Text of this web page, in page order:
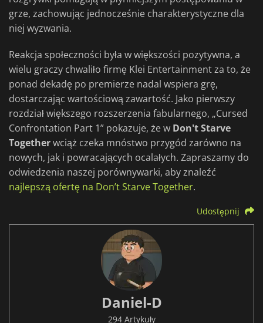
grze, zachowując jednocześnie charakterystyczne dla
niej wyzwania.
Reakcja społeczności była w większości pozytywna, a
wielu graczy chwaliło firmę Klei Entertainment za to, że
ponad dekadę po premierze nadal wspiera grę,
dostarczając wartościową zawartość. Jako pierwszy
rozdział większego rozszerzenia fabularnego, „Cursed
Confrontation Part 1” pokazuje, że w Don't Starve
Togetherwciąż czeka mnóstwo przygód zarówno na
nowych, jak i powracających ocalałych. Zapraszamy do
odwiedzenia naszej porównywarki, aby znaleźć
najlepszą ofertę na Don’t Starve Together.
Udostępnij
Daniel-D
294 Artykuły